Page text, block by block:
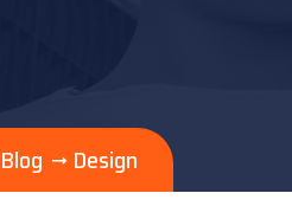
Blog Design